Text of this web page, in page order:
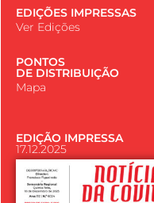
EDIÇÕES IMPRESSAS
Ver Edições
PONTOS
DE DISTRIBUIÇÃO
Mapa
EDIÇÃO IMPRESSA
17.12.2025